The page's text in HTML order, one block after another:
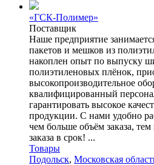
«ГСК-Полимер»
Поставщик
Наше предприятие
пакетов и мешков из
накоплен опыт по выпуску
полиэтиленовых плёнок,
высокопроизводительное
квалифицированный
гарантировать высокое
продукции. С нами удобно
чем больше объём заказа,
заказа в срок! ...
Товары
Подольск, Московская